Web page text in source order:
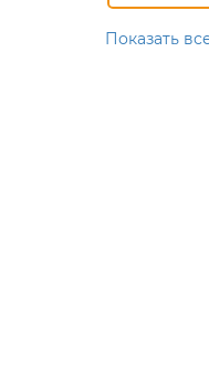
Показать